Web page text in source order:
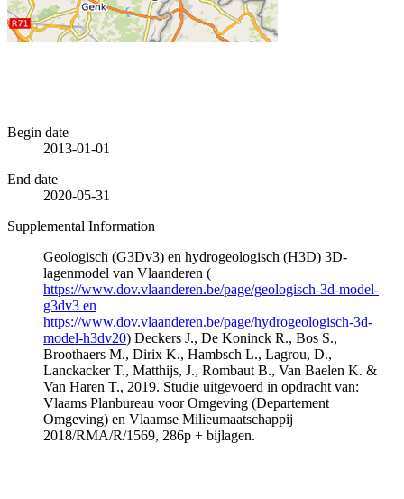
Begin date
2013-01-01
End date
2020-05-31
Supplemental Information
Geologisch (G3Dv3) en hydrogeologisch (H3D) 3D-
lagenmodel van Vlaanderen (
https://www.dov.vlaanderen.be/page/geologisch-3d-model-
g3dv3 en
https://www.dov.vlaanderen.be/page/hydrogeologisch-3d-
model-h3dv20) Deckers J., De Koninck R., Bos S.,
Broothaers M., Dirix K., Hambsch L., Lagrou, D.,
Lanckacker T., Matthijs, J., Rombaut B., Van Baelen K. &
Van Haren T., 2019. Studie uitgevoerd in opdracht van:
Vlaams Planbureau voor Omgeving (Departement
Omgeving) en Vlaamse Milieumaatschappij
2018/RMA/R/1569, 286p + bijlagen.